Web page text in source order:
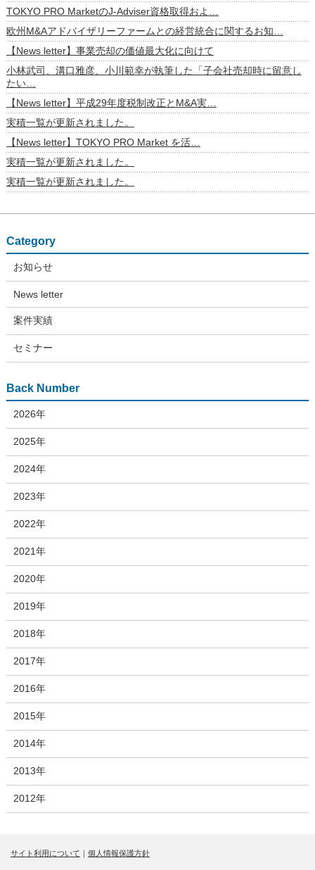
TOKYO PRO MarketのJ-Adviser資格取得およ…
欧州M&Aアドバイザリーファームとの経営統合に関するお知…
【News letter】事業売却の価値最大化に向けて
小林武司、溝口雅彦、小川範幸が執筆した「子会社売却時に留意し
たい…
【News letter】平成29年度税制改正とM&A実…
実積一覧が更新されました。
【News letter】TOKYO PRO Market を活…
実積一覧が更新されました。
実積一覧が更新されました。
Category
お知らせ
News letter
案件実績
セミナー
Back Number
2026年
2025年
2024年
2023年
2022年
2021年
2020年
2019年
2018年
2017年
2016年
2015年
2014年
2013年
2012年
サイト利用について 個人情報保護方針